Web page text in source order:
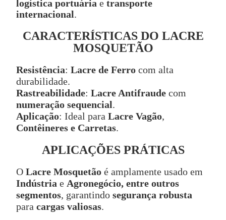
logística portuária e transporte
internacional.
CARACTERÍSTICAS DO LACRE
MOSQUETÃO
Resistência: Lacre de Ferro com alta
durabilidade.
Rastreabilidade: Lacre Antifraude com
numeração sequencial.
Aplicação: Ideal para Lacre Vagão,
Contêineres e Carretas.
APLICAÇÕES PRÁTICAS
O Lacre Mosquetão é amplamente usado em
Indústria e Agronegócio, entre outros
segmentos, garantindo segurança robusta
para cargas valiosas.